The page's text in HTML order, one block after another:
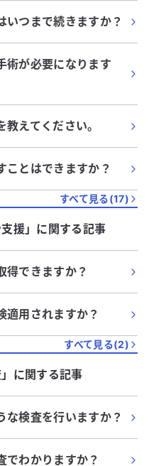
いつまで続きますか？
術が必要になります
えてください。
ことはできますか？
すべて見る(17)
援」に関する記事
得できますか？
適用されますか？
すべて見る(2)
」に関する記事
な検査を行いますか？
でわかりますか？